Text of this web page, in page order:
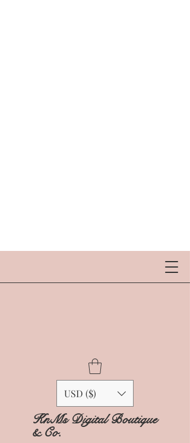
USD ($)
KnMs Digital Boutique
& Co.